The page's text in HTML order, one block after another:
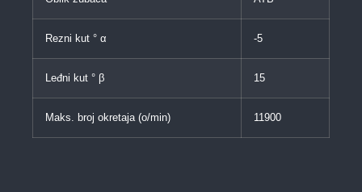
Rezni kut ° α -5
Leđni kut ° β 15
Maks. broj okretaja (o/min) 11900